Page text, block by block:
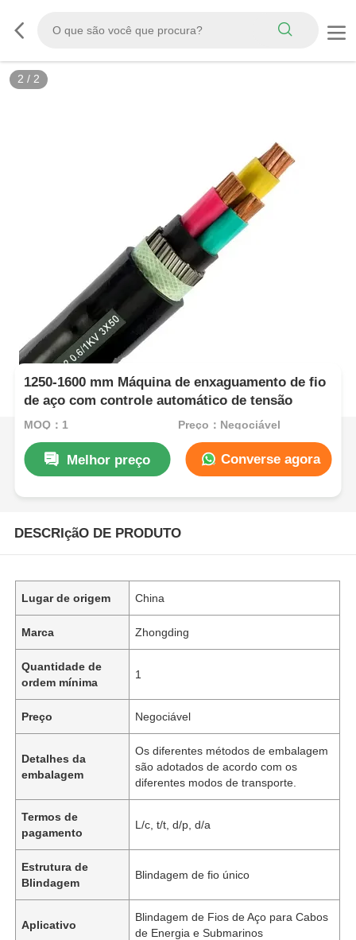
2 / 2
1250-1600 mm Máquina de enxaguamento de fio
de aço com controle automático de tensão
MOQ：1 Preço：Negociável
Melhor preço Converse agora
DESCRIçãO DE PRODUTO
Lugar de origem China
Marca Zhongding
Quantidade de
ordem mínima
1
Preço Negociável
Detalhes da
embalagem
Os diferentes métodos de embalagem
são adotados de acordo com os
diferentes modos de transporte.
Termos de
pagamento
L/c, t/t, d/p, d/a
Estrutura de
Blindagem
Blindagem de fio único
Aplicativo
Blindagem de Fios de Aço para Cabos
de Energia e Submarinos